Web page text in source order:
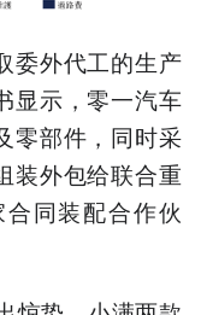
委外代工的生产
显示，零一汽车
零部件，同时采
装外包给联合重
同装配合作伙